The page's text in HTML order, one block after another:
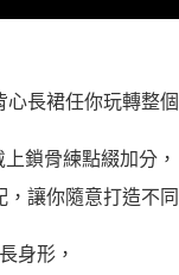
長裙任你玩轉整個
鎖骨練點綴加分，
讓你隨意打造不同
身形，